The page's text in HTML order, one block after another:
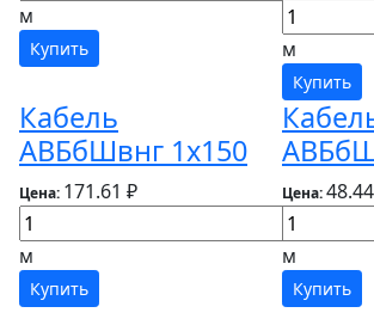
м
Купить м
Купить
Кабель
АВБбШвнг 1х150
Цена: 171.61 ₽
м
Купить
Цена:
м
Купить